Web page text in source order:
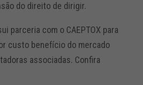
do direito de dirigir.
parceria com o CAEPTOX para
custo benefício do mercado
associadas. Confira